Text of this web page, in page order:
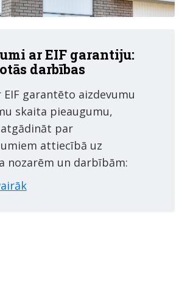
ar EIF garantiju:
darbības
EIF garantēto aizdevumu
skaita pieaugumu,
par
attiecībā uz
nozarēm un darbībām: